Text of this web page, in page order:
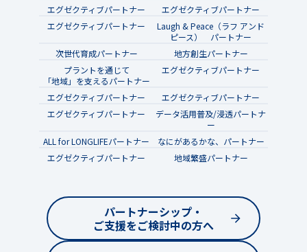
エグゼクティブパートナー
エグゼクティブパートナー
エグゼクティブパートナー
Laugh & Peace（ラフ アンド
ピース） パートナー
次世代育成パートナー
地方創生パートナー
プラントを通じて
「地域」を支えるパートナー
エグゼクティブパートナー
エグゼクティブパートナー
エグゼクティブパートナー
エグゼクティブパートナー
データ活用普及/浸透パートナ
ー
ALL for LONGLIFEパートナー
なにがあるかな、パートナー
エグゼクティブパートナー
地域繁盛パートナー
パートナーシップ・
ご支援をご検討中の方へ